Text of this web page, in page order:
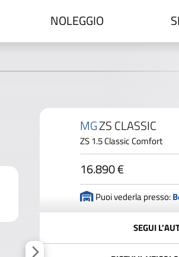
NOLEGGIO
MGZS CLASSIC
ZS 1.5 Classic Comfort
16.890 €
Puoi vederla presso:
SEGUI